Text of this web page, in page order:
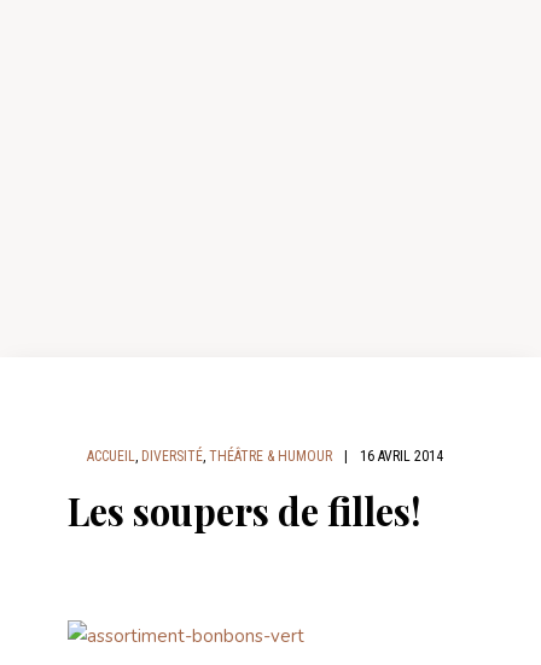
ACCUEIL, DIVERSITÉ, THÉÂTRE & HUMOUR 16 AVRIL 2014
Les soupers de filles!